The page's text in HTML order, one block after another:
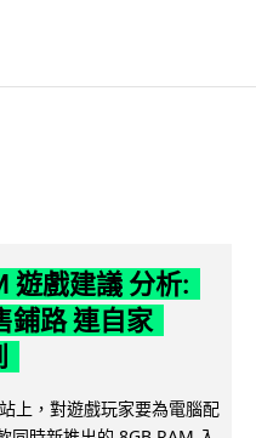
遊戲建議 分析:
鋪路 連自家
上，對遊戲玩家要為電腦配